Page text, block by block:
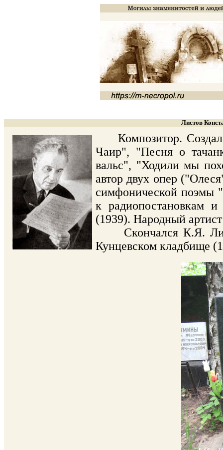
Листов
Композитор. Создал
Чаир", "Песня о
вальс", "Ходили мы
автор двух опер
симфонической поэмы
к радиопостановкам
(1939). Народный
Скончался К.Я.
Кунцевском кладбище